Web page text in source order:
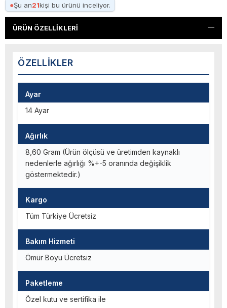
●Şu an21kişi bu ürünü inceliyor.
ÜRÜN ÖZELLIKLERI
ÖZELLIKLER
Ayar
14 Ayar
Ağırlık
8,60 Gram (Ürün ölçüsü ve üretimden kaynaklı
nedenlerle ağırlığı %+-5 oranında değişiklik
göstermektedir.)
Kargo
Tüm Türkiye Ücretsiz
Bakım Hizmeti
Ömür Boyu Ücretsiz
Paketleme
Özel kutu ve sertifika ile